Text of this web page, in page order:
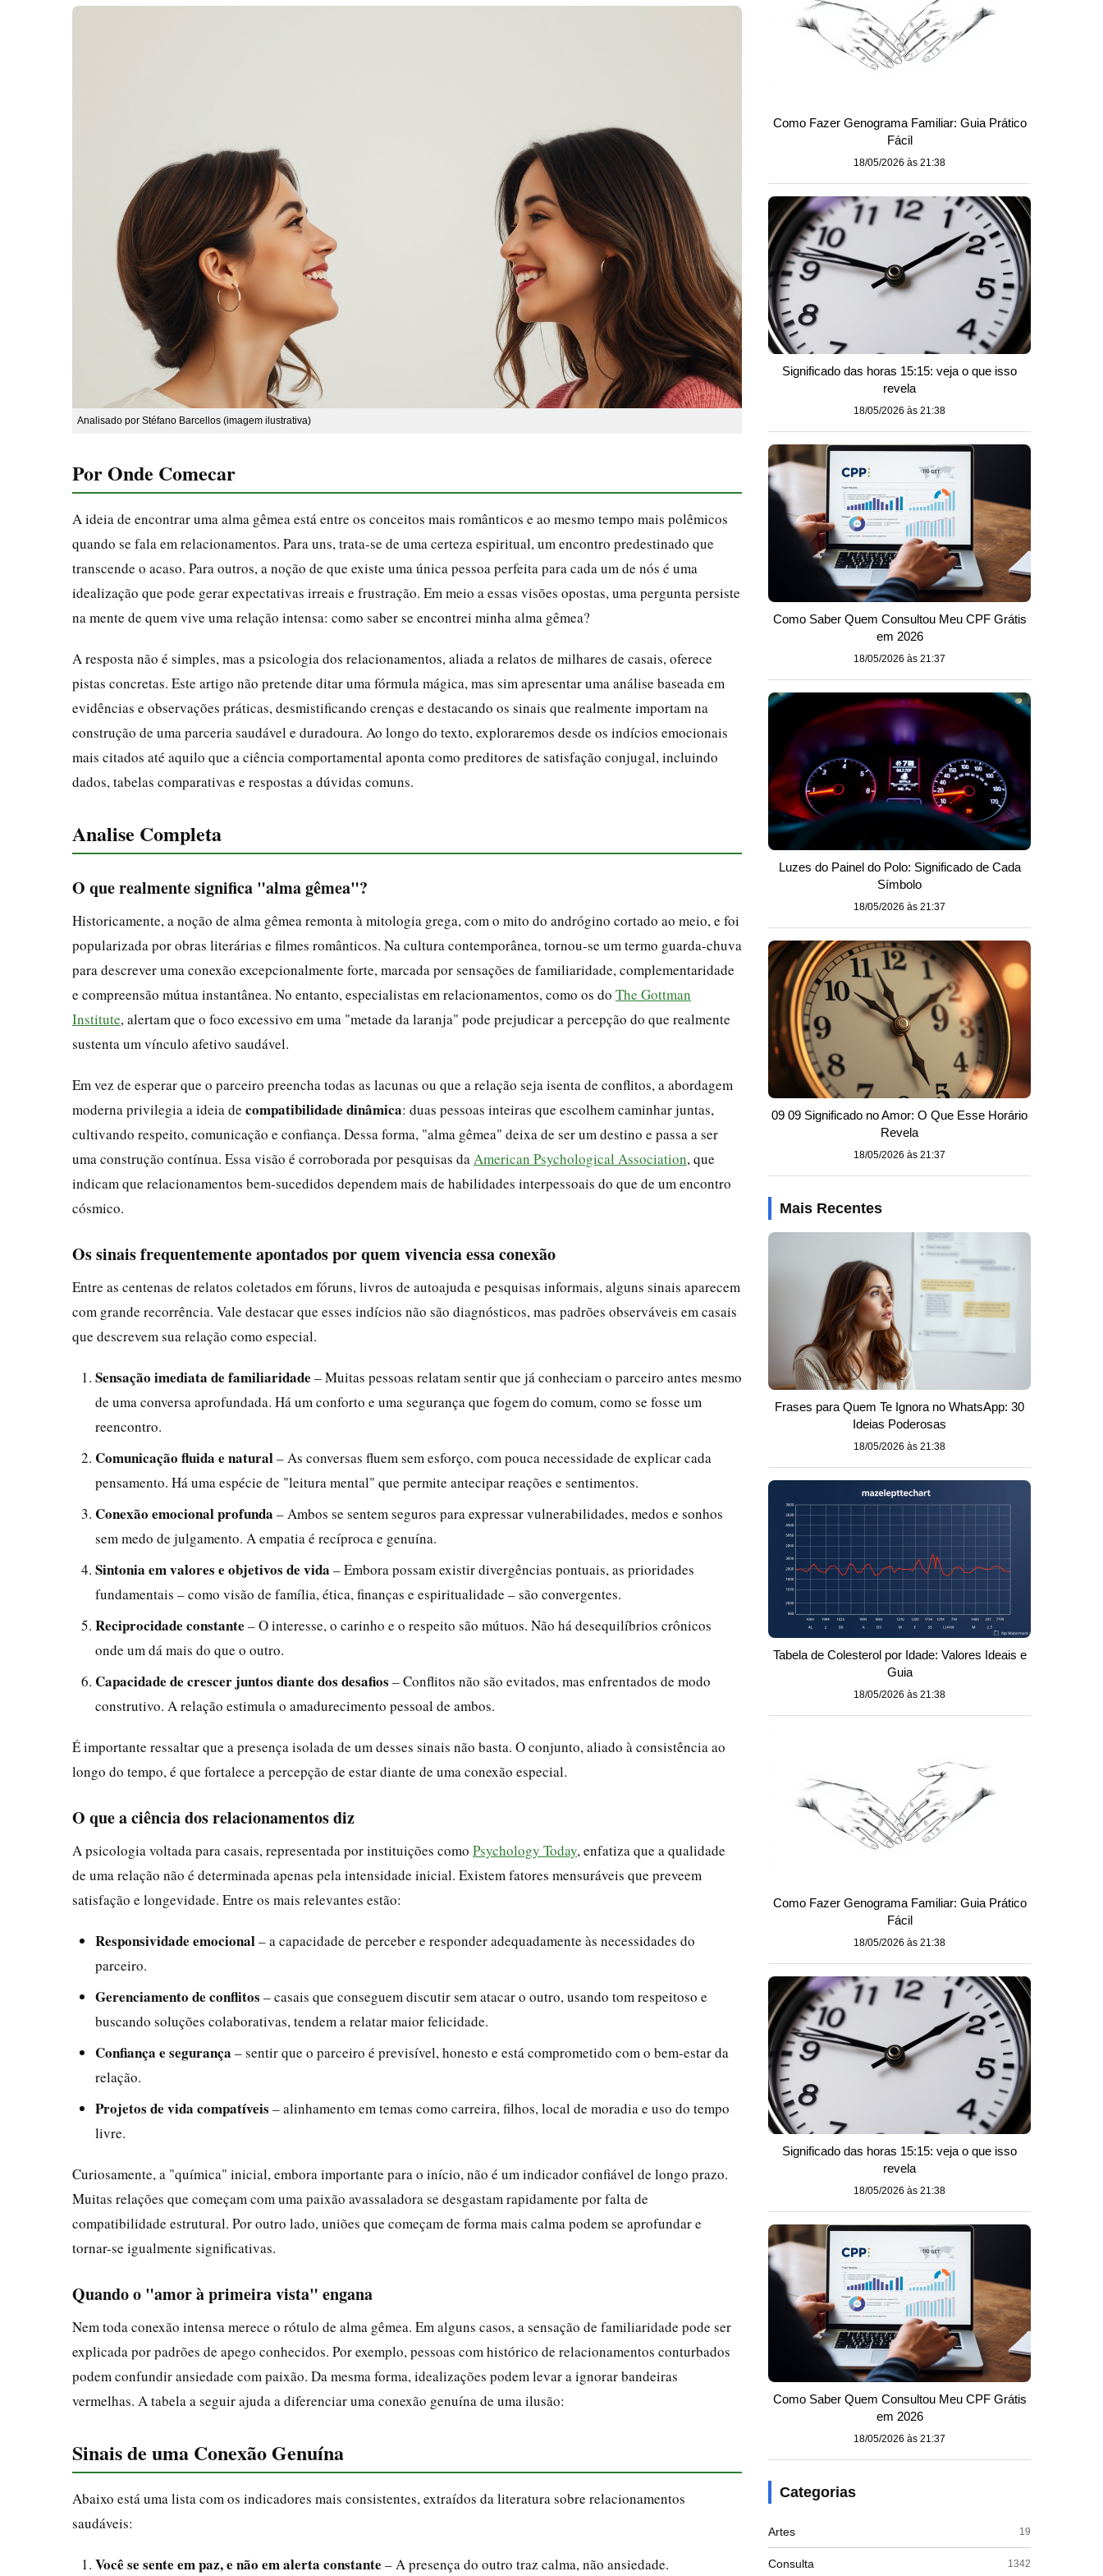
Analisado por Stéfano Barcellos (imagem ilustrativa)
Por Onde Comecar
A ideia de encontrar uma alma gêmea está entre os conceitos mais românticos e ao mesmo tempo mais polêmicos
quando se fala em relacionamentos. Para uns, trata-se de uma certeza espiritual, um encontro predestinado que
transcende o acaso. Para outros, a noção de que existe uma única pessoa perfeita para cada um de nós é uma
idealização que pode gerar expectativas irreais e frustração. Em meio a essas visões opostas, uma pergunta persiste
na mente de quem vive uma relação intensa: como saber se encontrei minha alma gêmea?
A resposta não é simples, mas a psicologia dos relacionamentos, aliada a relatos de milhares de casais, oferece
pistas concretas. Este artigo não pretende ditar uma fórmula mágica, mas sim apresentar uma análise baseada em
evidências e observações práticas, desmistificando crenças e destacando os sinais que realmente importam na
construção de uma parceria saudável e duradoura. Ao longo do texto, exploraremos desde os indícios emocionais
mais citados até aquilo que a ciência comportamental aponta como preditores de satisfação conjugal, incluindo
dados, tabelas comparativas e respostas a dúvidas comuns.
Analise Completa
O que realmente significa "alma gêmea"?
Historicamente, a noção de alma gêmea remonta à mitologia grega, com o mito do andrógino cortado ao meio, e foi
popularizada por obras literárias e filmes românticos. Na cultura contemporânea, tornou-se um termo guarda-chuva
para descrever uma conexão excepcionalmente forte, marcada por sensações de familiaridade, complementaridade
e compreensão mútua instantânea. No entanto, especialistas em relacionamentos, como os do The Gottman
Institute, alertam que o foco excessivo em uma "metade da laranja" pode prejudicar a percepção do que realmente
sustenta um vínculo afetivo saudável.
Em vez de esperar que o parceiro preencha todas as lacunas ou que a relação seja isenta de conflitos, a abordagem
moderna privilegia a ideia de compatibilidade dinâmica: duas pessoas inteiras que escolhem caminhar juntas,
cultivando respeito, comunicação e confiança. Dessa forma, "alma gêmea" deixa de ser um destino e passa a ser
uma construção contínua. Essa visão é corroborada por pesquisas da American Psychological Association, que
indicam que relacionamentos bem-sucedidos dependem mais de habilidades interpessoais do que de um encontro
cósmico.
Os sinais frequentemente apontados por quem vivencia essa conexão
Entre as centenas de relatos coletados em fóruns, livros de autoajuda e pesquisas informais, alguns sinais aparecem
com grande recorrência. Vale destacar que esses indícios não são diagnósticos, mas padrões observáveis em casais
que descrevem sua relação como especial.
Sensação imediata de familiaridade – Muitas pessoas relatam sentir que já conheciam o parceiro antes mesmo
de uma conversa aprofundada. Há um conforto e uma segurança que fogem do comum, como se fosse um
reencontro.
Comunicação fluida e natural– As conversas fluem sem esforço, com pouca necessidade de explicar cada
pensamento. Há uma espécie de "leitura mental" que permite antecipar reações e sentimentos.
Conexão emocional profunda – Ambos se sentem seguros para expressar vulnerabilidades, medos e sonhos
sem medo de julgamento. A empatia é recíproca e genuína.
Sintonia em valores e objetivos de vida – Embora possam existir divergências pontuais, as prioridades
fundamentais – como visão de família, ética, finanças e espiritualidade – são convergentes.
Reciprocidade constante – O interesse, o carinho e o respeito são mútuos. Não há desequilíbrios crônicos
onde um dá mais do que o outro.
Capacidade de crescer juntos diante dos desafios – Conflitos não são evitados, mas enfrentados de modo
construtivo. A relação estimula o amadurecimento pessoal de ambos.
É importante ressaltar que a presença isolada de um desses sinais não basta. O conjunto, aliado à consistência ao
longo do tempo, é que fortalece a percepção de estar diante de uma conexão especial.
O que a ciência dos relacionamentos diz
A psicologia voltada para casais, representada por instituições como Psychology Today, enfatiza que a qualidade
de uma relação não é determinada apenas pela intensidade inicial. Existem fatores mensuráveis que preveem
satisfação e longevidade. Entre os mais relevantes estão:
Responsividade emocional– a capacidade de perceber e responder adequadamente às necessidades do
parceiro.
Gerenciamento de conflitos – casais que conseguem discutir sem atacar o outro, usando tom respeitoso e
buscando soluções colaborativas, tendem a relatar maior felicidade.
Confiança e segurança – sentir que o parceiro é previsível, honesto e está comprometido com o bem-estar da
relação.
Projetos de vida compatíveis – alinhamento em temas como carreira, filhos, local de moradia e uso do tempo
livre.
Curiosamente, a "química" inicial, embora importante para o início, não é um indicador confiável de longo prazo.
Muitas relações que começam com uma paixão avassaladora se desgastam rapidamente por falta de
compatibilidade estrutural. Por outro lado, uniões que começam de forma mais calma podem se aprofundar e
tornar-se igualmente significativas.
Quando o "amor à primeira vista" engana
Nem toda conexão intensa merece o rótulo de alma gêmea. Em alguns casos, a sensação de familiaridade pode ser
explicada por padrões de apego conhecidos. Por exemplo, pessoas com histórico de relacionamentos conturbados
podem confundir ansiedade com paixão. Da mesma forma, idealizações podem levar a ignorar bandeiras
vermelhas. A tabela a seguir ajuda a diferenciar uma conexão genuína de uma ilusão:
Sinais de uma Conexão Genuína
Abaixo está uma lista com os indicadores mais consistentes, extraídos da literatura sobre relacionamentos
saudáveis:
Você se sente em paz, e não em alerta constante – A presença do outro traz calma, não ansiedade.
Como Fazer Genograma Familiar: Guia Prático
Fácil
18/05/2026 às 21:38
Significado das horas 15:15: veja o que isso
revela
18/05/2026 às 21:38
Como Saber Quem Consultou Meu CPF Grátis
em 2026
18/05/2026 às 21:37
Luzes do Painel do Polo: Significado de Cada
Símbolo
18/05/2026 às 21:37
09 09 Significado no Amor: O Que Esse Horário
Revela
18/05/2026 às 21:37
Mais Recentes
Frases para Quem Te Ignora no WhatsApp: 30
Ideias Poderosas
18/05/2026 às 21:38
Tabela de Colesterol por Idade: Valores Ideais e
Guia
18/05/2026 às 21:38
Como Fazer Genograma Familiar: Guia Prático
Fácil
18/05/2026 às 21:38
Significado das horas 15:15: veja o que isso
revela
18/05/2026 às 21:38
Como Saber Quem Consultou Meu CPF Grátis
em 2026
18/05/2026 às 21:37
Categorias
Artes 19
Consulta 1342